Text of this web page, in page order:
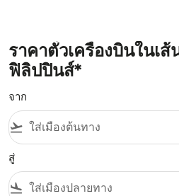
ราคาตั่วเครื่องบินในเ
ฟิลิปปินส์*
จาก
flight_takeoff
สู่
flight_land